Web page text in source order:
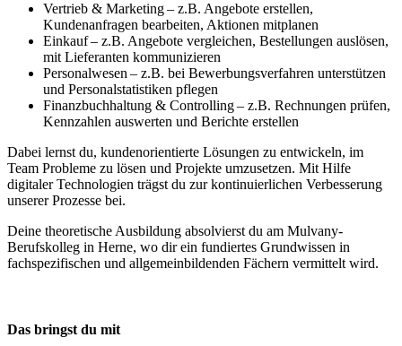
Vertrieb & Marketing – z.B. Angebote erstellen,
Kundenanfragen bearbeiten, Aktionen mitplanen
Einkauf – z.B. Angebote vergleichen, Bestellungen auslösen,
mit Lieferanten kommunizieren
Personalwesen – z.B. bei Bewerbungsverfahren unterstützen
und Personalstatistiken pflegen
Finanzbuchhaltung & Controlling – z.B. Rechnungen prüfen,
Kennzahlen auswerten und Berichte erstellen
Dabei lernst du, kundenorientierte Lösungen zu entwickeln, im
Team Probleme zu lösen und Projekte umzusetzen. Mit Hilfe
digitaler Technologien trägst du zur kontinuierlichen Verbesserung
unserer Prozesse bei.
Deine theoretische Ausbildung absolvierst du am Mulvany-
Berufskolleg in Herne, wo dir ein fundiertes Grundwissen in
fachspezifischen und allgemeinbildenden Fächern vermittelt wird.
Das bringst du mit